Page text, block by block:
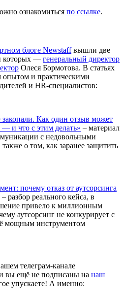
ознакомиться по ссылке.
блоге Newstaffвышли две
которых — генеральный директор
Олеся Бормотова. В статьях
опытом и практическими
и HR-специалистов:
Как один отзыв может
и что с этим делать» – материал
с недовольными
о том, как заранее защитить
почему отказ от аутсорсинга
– разбор реального кейса, в
привело к миллионным
аутсорсинг не конкурирует с
мощным инструментом
телеграм-канале
вы ещё не подписаны на наш
упускаете! А именно: